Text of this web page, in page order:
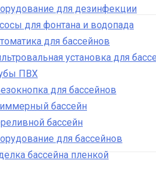
для дезинфекции
для фонтана и водопада
для бассейнов
установка для
ПВХ
для бассейнов
бассейн
бассейн
для бассейнов
бассейна пленкой